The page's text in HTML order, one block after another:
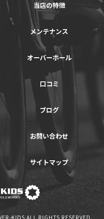
当店の特徴
メンテナンス
オーバーホール
口コミ
ブログ
お問い合わせ
サイトマップ
KIDS ALL RIGHTS RESERVED.